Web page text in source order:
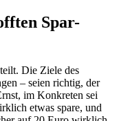
Spar-
teilt. Die Ziele des
– seien richtig, der
im Konkreten sei
etwas spare, und